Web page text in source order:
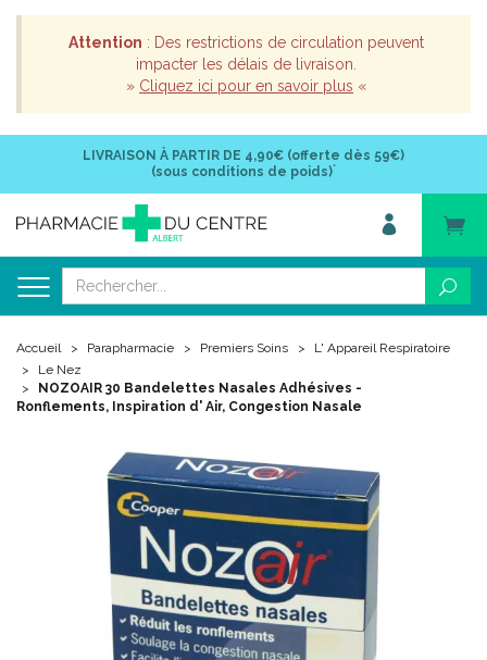
Attention : Des restrictions de circulation peuvent
impacter les délais de livraison.
» Cliquez ici pour en savoir plus «
LIVRAISON À PARTIR DE 4,90€ (offerte dès 59€)
(sous conditions de poids)*
Accueil Parapharmacie Premiers Soins
L' Appareil Respiratoire
Le Nez
NOZOAIR 30 Bandelettes Nasales Adhésives -
Ronflements, Inspiration d' Air, Congestion Nasale